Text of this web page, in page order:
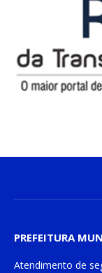
PREFEITURA
Atendimento de